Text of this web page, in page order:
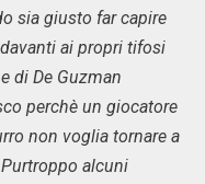
sia giusto far capire
ai propri tifosi
di De Guzman
perchè un giocatore
non voglia tornare a
alcuni